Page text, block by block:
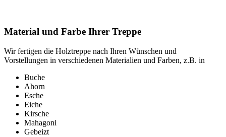
Material und Farbe Ihrer Treppe
Wir fertigen die Holztreppe nach Ihren Wünschen und
Vorstellungen in verschiedenen Materialien und Farben, z.B. in
Buche
Ahorn
Esche
Eiche
Kirsche
Mahagoni
Gebeizt